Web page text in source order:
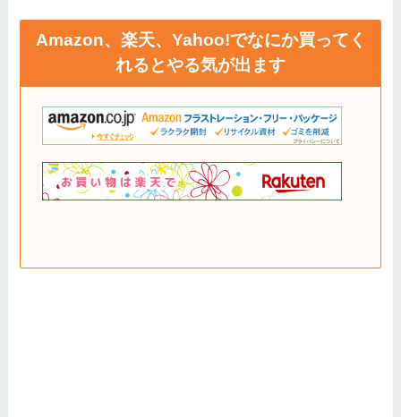
Amazon、楽天、Yahoo!でなにか買ってく
れるとやる気が出ます